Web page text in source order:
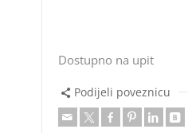
Dostupno na upit
Podijeli poveznicu